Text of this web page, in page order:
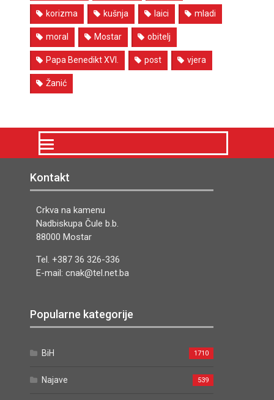
korizma kušnja laici mladi
moral Mostar obitelj
Papa Benedikt XVI. post vjera
Žanić
Kontakt
Crkva na kamenu
Nadbiskupa Čule b.b.
88000 Mostar
Tel. +387 36 326-336
E-mail: cnak@tel.net.ba
Popularne kategorije
BiH 1710
Najave 539